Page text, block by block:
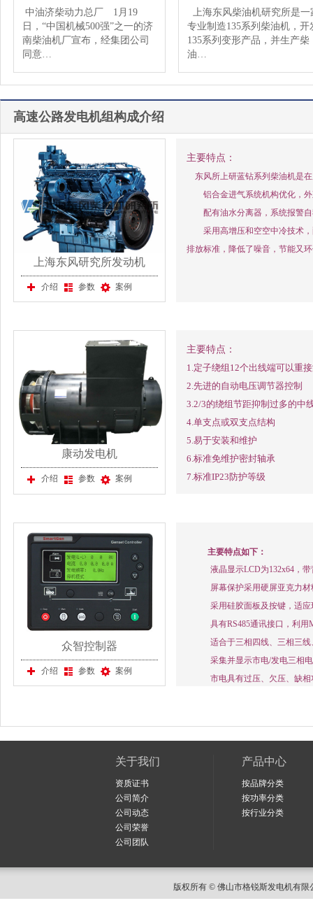
中油济柴动力总厂 1月19
日，“中国机械500强”之一的济
南柴油机厂宣布，经集团公司
同意…
上海东风柴油机研究所是一
专业制造135系列柴油机，开
135系列变形产品，并生产柴
油…
高速公路发电机组构成介绍
上海东风研究所发动机
介绍 参数 案例
主要特点：
东风所上研蓝钻系列柴油机是
铝合金进气系统机构优化，外
配有油水分离器，系统报警自
采用高增压和空空中冷技术，
排放标准，降低了噪音，节能又
康动发电机
介绍 参数 案例
主要特点：
1.定子绕组12个出线端可以重
2.先进的自动电压调节器控制
3.2/3的绕组节距抑制过多的中
4.单支点或双支点结构
5.易于安装和维护
6.标准免维护密封轴承
7.标准IP23防护等级
众智控制器
介绍 参数 案例
主要特点如下：
液晶显示LCD为132x64，
屏幕保护采用硬屏亚克力
采用硅胶面板及按键，适
具有RS485通讯接口，利
适合于三相四线、三相三
采集并显示市电/发电三相
市电具有过压、欠压、缺
关于我们
资质证书
公司简介
公司动态
公司荣誉
公司团队
产品中心
按品牌分类
按功率分类
按行业分类
版权所有 © 佛山市格锐斯发电机有